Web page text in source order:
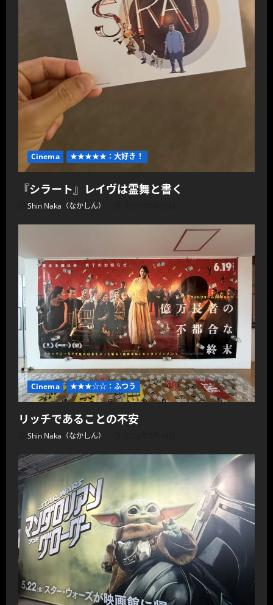
Cinema ★★★★★：大好き！
『シラート』レイヴは霊舞と書く
Shin Naka（なかしん）
Cinema ★★★☆☆：ふつう
リッチであることの不安
Shin Naka（なかしん）